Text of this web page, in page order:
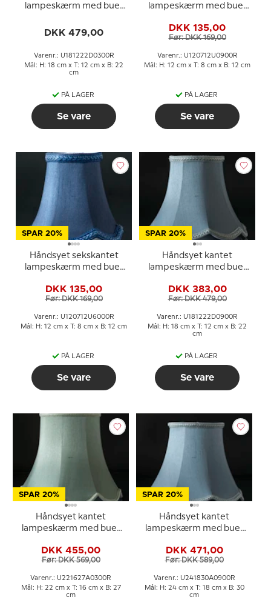
lampeskærm med buer
silke stof
DKK 479,00
Varenr.: U181222D0300R
Mål: H: 18 cm x T: 12 cm x B: 22
cm
PÅ LAGER
Se vare
lampeskærm med buer
silke stof
DKK 135,00
Før: DKK 169,00
Varenr.: U120712U0900R
Mål: H: 12 cm x T: 8 cm x B: 12 cm
PÅ LAGER
Se vare
SPAR 20%
Håndsyet sekskantet
lampeskærm med buer
silke stof
DKK 135,00
Før: DKK 169,00
Varenr.: U120712U6000R
Mål: H: 12 cm x T: 8 cm x B: 12 cm
PÅ LAGER
Se vare
SPAR 20%
Håndsyet kantet
lampeskærm med buer
silke stof
DKK 383,00
Før: DKK 479,00
Varenr.: U181222D0900R
Mål: H: 18 cm x T: 12 cm x B: 22
cm
PÅ LAGER
Se vare
SPAR 20%
Håndsyet kantet
lampeskærm med buer
silke stof
DKK 455,00
Før: DKK 569,00
Varenr.: U221627A0300R
Mål: H: 22 cm x T: 16 cm x B: 27
cm
SPAR 20%
Håndsyet kantet
lampeskærm med buer
silke stof
DKK 471,00
Før: DKK 589,00
Varenr.: U241830A0900R
Mål: H: 24 cm x T: 18 cm x B: 30
cm